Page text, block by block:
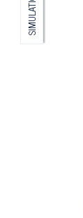
SIMULATION